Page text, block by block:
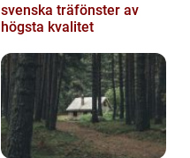
svenska träfönster av
högsta kvalitet